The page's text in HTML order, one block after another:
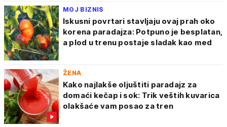
MOJ BIZNIS
Iskusni povrtari stavljaju ovaj prah oko
korena paradajza: Potpuno je besplatan,
a plod u trenu postaje sladak kao med
ŽENA
Kako najlakše oljuštiti paradajz za
domaći kečap i sok: Trik veštih kuvarica
olakšaće vam posao za tren